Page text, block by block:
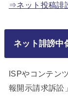
⇒ネット投稿誹
ネット誹謗中
ISPやコンテン
報開示請求訴訟